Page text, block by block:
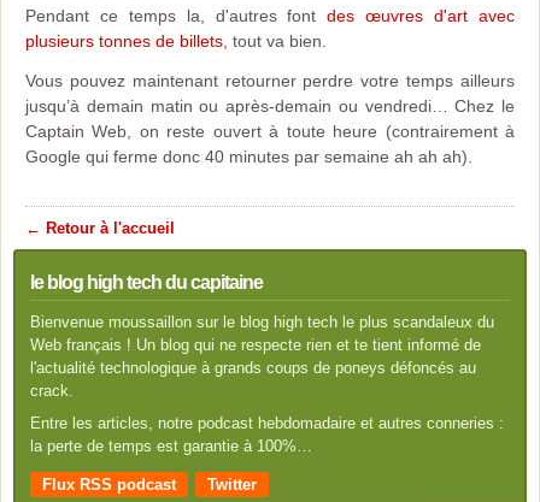
Pendant ce temps la, d'autres fontdes œuvres d'art avec
plusieurs tonnes de billets , tout va bien.
Vous pouvez maintenant retourner perdre votre temps ailleurs
jusqu’à demain matin ou après-demain ou vendredi… Chez le
Captain Web, on reste ouvert à toute heure (contrairement à
Google qui ferme donc 40 minutes par semaine ah ah ah).
← Retour à l'accueil
le blog high tech du capitaine
Bienvenue moussaillon sur le blog high tech le plus scandaleux du
Web français ! Un blog qui ne respecte rien et te tient informé de
l'actualité technologique à grands coups de poneys défoncés au
crack.
Entre les articles, notre podcast hebdomadaire et autres conneries :
la perte de temps est garantie à 100%…
Flux RSS podcast Twitter